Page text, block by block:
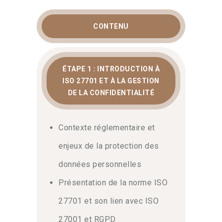
Le déploiement d’un PIMS exige une
vision transversale de l’entreprise.
Durant cette formation, vous étudierez
les exigences normatives et leurs liens
avec le règlement européen. Nos
experts présentent des méthodes pour
évaluer les risques spécifiques aux
données personnelles. Vous
apprendrez à cartographier les
Ces étapes garantissent une approche
proactive de la sécurité.
Mise en œuvre, contrôles et
amélioration continue
CONTENU
ÉTAPE 1 : INTRODUCTION À
ISO 27701 ET À LA GESTION
DE LA CONFIDENTIALITÉ
Contexte réglementaire et
enjeux de la protection des
données personnelles
Présentation de la norme ISO
27701 et son lien avec ISO
27001 et RGPD